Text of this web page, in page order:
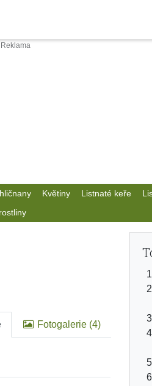
Květiny Listnaté keře
Fotogalerie (4)